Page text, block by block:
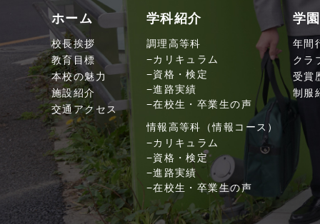
ホーム
校長挨拶
教育目標
本校の魅力
施設紹介
交通アクセス
学科紹介
調理高等科
カリキュラム
資格・検定
進路実績
在校生・卒業生の声
情報高等科（情報コース）
カリキュラム
資格・検定
進路実績
在校生・卒業生の声
学
年間
クラ
受賞
制服